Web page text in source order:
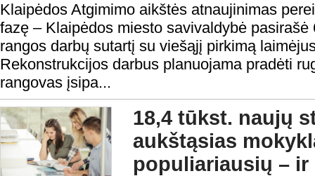
Klaipėdos Atgimimo aikštės atnaujinimas
fazę – Klaipėdos miesto savivaldybė
rangos darbų sutartį su viešąjį pirkimą
Rekonstrukcijos darbus planuojama pradėti
rangovas įsipa...
18,4 tūkst. naujų
aukštąsias
populiariausių –